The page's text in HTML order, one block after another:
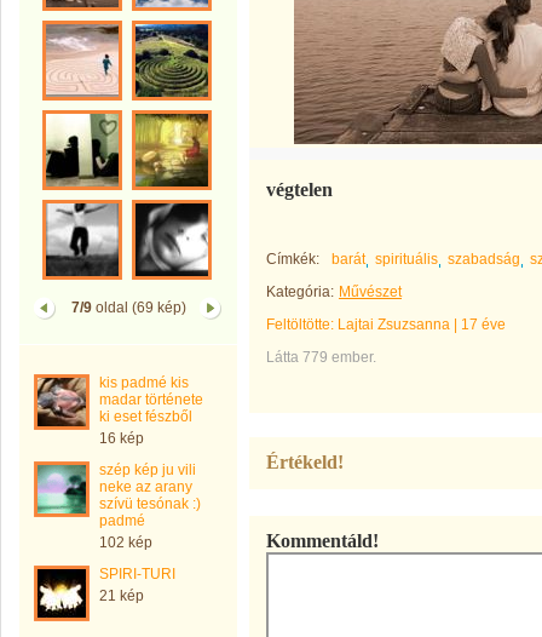
7/9oldal (69 kép)
kis padmé kis
madar története
ki eset fészből
16 kép
szép kép ju vili
neke az arany
szívü tesónak :)
padmé
102 kép
SPIRI-TURI
21 kép
végtelen
Címkék: barát spirituális szabadság
Kategória: Művészet
Feltöltötte: Lajtai Zsuzsanna
17 éve
Látta 779 ember.
Értékeld!
Kommentáld!